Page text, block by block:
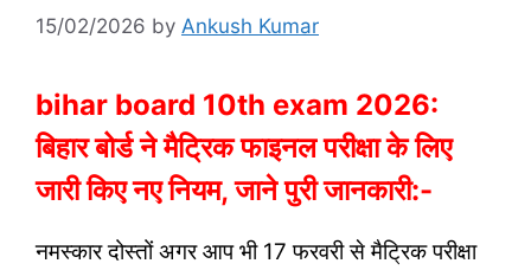
15/02/2026 by Ankush Kumar
bihar board 10th exam 2026:
बिहार बोर्ड ने मैट्रिक फाइनल परीक्षा के लिए
जारी किए नए नियम, जाने पुरी जानकारी:-
नमस्कार दोस्तों अगर आप भी 17 फरवरी से मैट्रिक परीक्षा